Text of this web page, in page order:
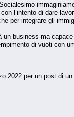
l’intento di dare
per integrare gli
un business ma
di vuoti con
2022 per un post di